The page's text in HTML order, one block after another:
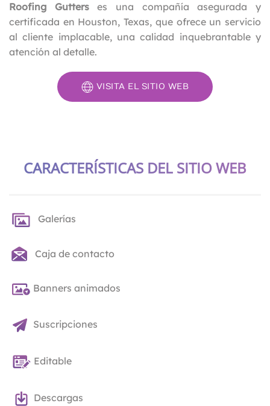
Roofing Gutterses una compañía asegurada y
certificada en Houston, Texas, que ofrece un servicio
al cliente implacable, una calidad inquebrantable y
atención al detalle.
VISITA EL SITIO WEB
CARACTERÍSTICAS DEL SITIO WEB
Galerías
Caja de contacto
Banners animados
Suscripciones
Editable
Descargas